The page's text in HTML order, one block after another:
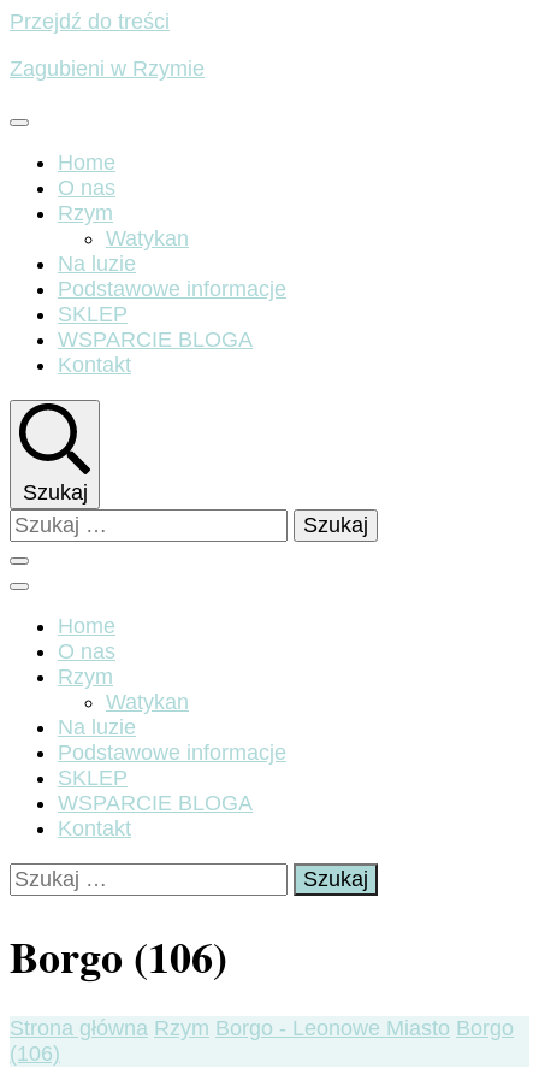
Przejdź do treści
Zagubieni w Rzymie
Home
O nas
Rzym
Watykan
Na luzie
Podstawowe informacje
SKLEP
WSPARCIE BLOGA
Kontakt
Szukaj
Szukaj:
Home
O nas
Rzym
Watykan
Na luzie
Podstawowe informacje
SKLEP
WSPARCIE BLOGA
Kontakt
Szukaj:
Borgo (106)
Strona główna Rzym Borgo - Leonowe Miasto Borgo
(106)